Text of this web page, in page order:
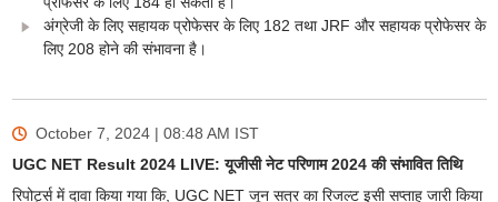
अंग्रेजी के लिए सहायक प्रोफेसर के लिए 182 तथा JRF और सहायक प्रोफेसर के
लिए 208 होने की संभावना है।
October 7, 2024 | 08:48 AM IST
UGC NET Result 2024 LIVE: यूजीसी नेट परिणाम 2024 की संभावित तिथि
रिपोर्ट्स में दावा किया गया कि, UGC NET जून सत्र का रिजल्ट इसी सप्ताह जारी किया